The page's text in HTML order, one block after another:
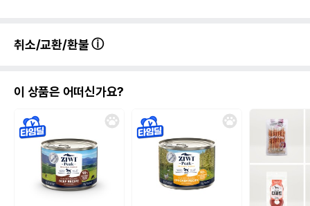
취소/교환/환불
이 상품은 어떠신가요?